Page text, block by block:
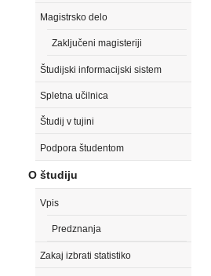
Magistrsko delo
Zaključeni magisteriji
Študijski informacijski sistem
Spletna učilnica
Študij v tujini
Podpora študentom
O študiju
Vpis
Predznanja
Zakaj izbrati statistiko